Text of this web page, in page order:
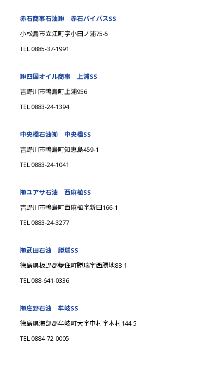
赤石商事石油㈱ 赤石バイパスSS
小松島市立江町字小田ノ浦75-5
TEL 0885-37-1991
㈱四国オイル商事 上浦SS
吉野川市鴨島町上浦956
TEL 0883-24-1394
中央橋石油㈲ 中央橋SS
吉野川市鴨島町知恵島459-1
TEL 0883-24-1041
㈲ユアサ石油 西麻植SS
吉野川市鴨島町西麻植字新田166-1
TEL 0883-24-3277
㈲武田石油 勝瑞SS
徳島県板野郡藍住町勝瑞字西勝地88-1
TEL 088-641-0336
㈲庄野石油 牟岐SS
徳島県海部郡牟岐町大字中村字本村144-5
TEL 0884-72-0005